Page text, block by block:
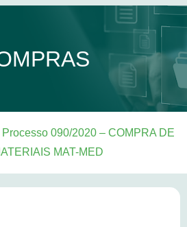
090/2020 – COMPRA DE
MAT-MED